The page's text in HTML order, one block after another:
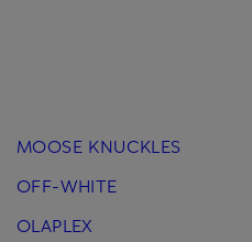
MOOSE KNUCKLES
OFF-WHITE
OLAPLEX